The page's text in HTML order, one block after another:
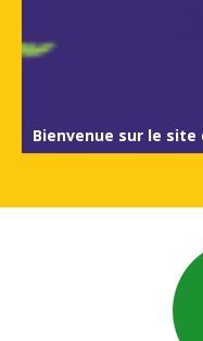
Bienvenue sur le site